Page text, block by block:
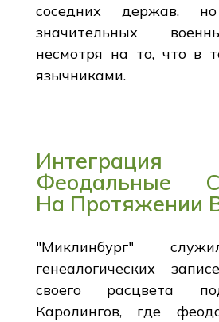
соседних держав,
значительных
несмотря на то, что в
язычниками.
Феодальные
На Протяжении
"Миклинбург"
генеалогических
своего расцвета
Каролингов, где